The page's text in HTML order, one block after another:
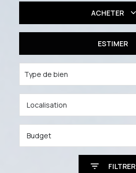
ACHETER
ESTIMER
Type de bien
Budget
FILTRER